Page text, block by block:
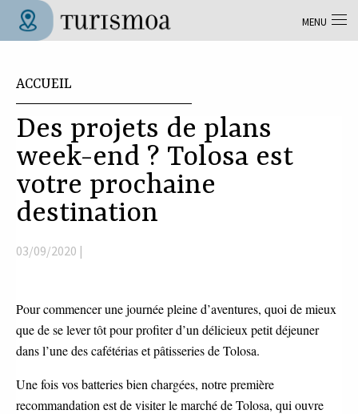
Aller au contenu principal
ACCUEIL
Des projets de plans
week-end ? Tolosa est
votre prochaine
destination
03/09/2020 |
Pour commencer une journée pleine d’aventures, quoi de mieux
que de se lever tôt pour profiter d’un délicieux petit déjeuner
dans l’une des cafétérias et pâtisseries de Tolosa.
Une fois vos batteries bien chargées, notre première
recommandation est de visiter le marché de Tolosa, qui ouvre
MENU